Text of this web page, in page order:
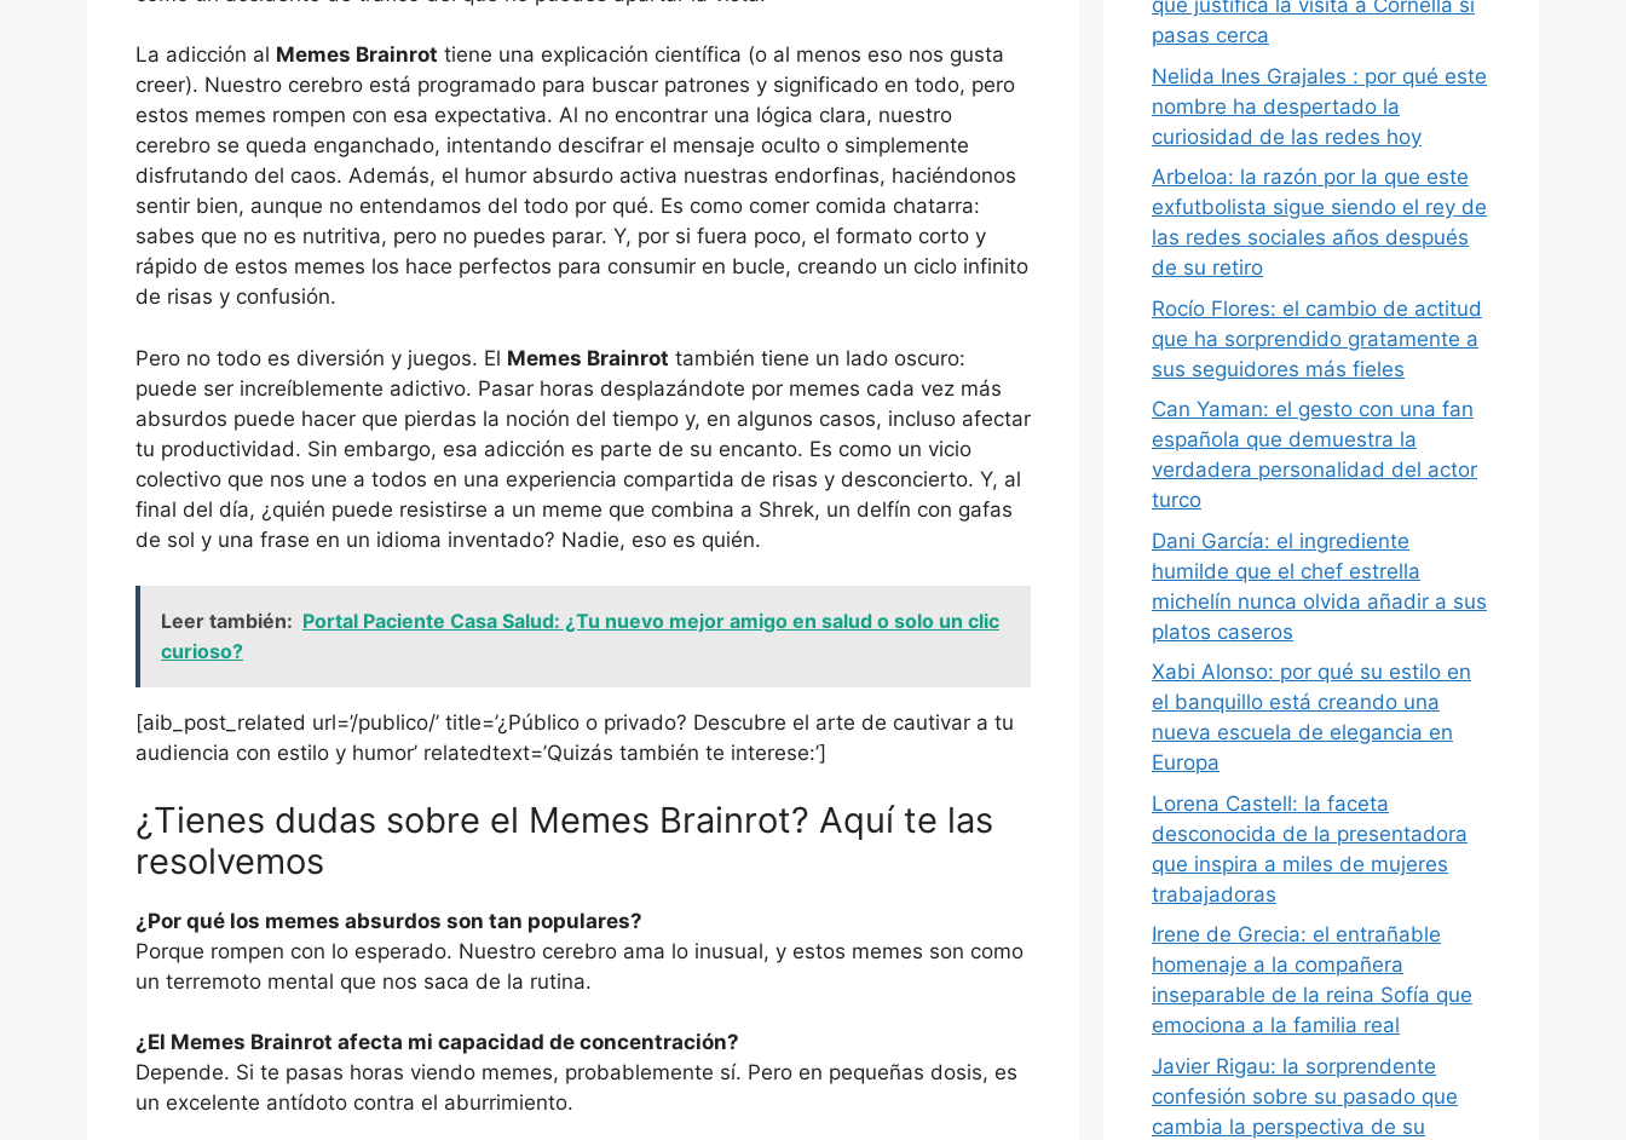
La adicción al Memes Brainrot tiene una explicación científica (o al menos eso nos gusta
creer). Nuestro cerebro está programado para buscar patrones y significado en todo, pero
estos memes rompen con esa expectativa. Al no encontrar una lógica clara, nuestro
cerebro se queda enganchado, intentando descifrar el mensaje oculto o simplemente
disfrutando del caos. Además, el humor absurdo activa nuestras endorfinas, haciéndonos
sentir bien, aunque no entendamos del todo por qué. Es como comer comida chatarra:
sabes que no es nutritiva, pero no puedes parar. Y, por si fuera poco, el formato corto y
rápido de estos memes los hace perfectos para consumir en bucle, creando un ciclo infinito
de risas y confusión.
Pero no todo es diversión y juegos. El Memes Brainrot también tiene un lado oscuro:
puede ser increíblemente adictivo. Pasar horas desplazándote por memes cada vez más
absurdos puede hacer que pierdas la noción del tiempo y, en algunos casos, incluso afectar
tu productividad. Sin embargo, esa adicción es parte de su encanto. Es como un vicio
colectivo que nos une a todos en una experiencia compartida de risas y desconcierto. Y, al
final del día, ¿quién puede resistirse a un meme que combina a Shrek, un delfín con gafas
de sol y una frase en un idioma inventado? Nadie, eso es quién.
Leer también: Portal Paciente Casa Salud: ¿Tu nuevo mejor amigo en salud o solo un clic
curioso?
[aib_post_related url=’/publico/’ title=’¿Público o privado? Descubre el arte de cautivar a tu
audiencia con estilo y humor’ relatedtext=’Quizás también te interese:’]
¿Tienes dudas sobre el Memes Brainrot? Aquí te las
resolvemos
¿Por qué los memes absurdos son tan populares?
Porque rompen con lo esperado. Nuestro cerebro ama lo inusual, y estos memes son como
un terremoto mental que nos saca de la rutina.
¿El Memes Brainrot afecta mi capacidad de concentración?
Depende. Si te pasas horas viendo memes, probablemente sí. Pero en pequeñas dosis, es
un excelente antídoto contra el aburrimiento.
que justifica la visita a Cornellà si
pasas cerca
Nelida Ines Grajales : por qué este
nombre ha despertado la
curiosidad de las redes hoy
Arbeloa: la razón por la que este
exfutbolista sigue siendo el rey de
las redes sociales años después
de su retiro
Rocío Flores: el cambio de actitud
que ha sorprendido gratamente a
sus seguidores más fieles
Can Yaman: el gesto con una fan
española que demuestra la
verdadera personalidad del actor
turco
Dani García: el ingrediente
humilde que el chef estrella
michelín nunca olvida añadir a sus
platos caseros
Xabi Alonso: por qué su estilo en
el banquillo está creando una
nueva escuela de elegancia en
Europa
Lorena Castell: la faceta
desconocida de la presentadora
que inspira a miles de mujeres
trabajadoras
Irene de Grecia: el entrañable
homenaje a la compañera
inseparable de la reina Sofía que
emociona a la familia real
Javier Rigau: la sorprendente
confesión sobre su pasado que
cambia la perspectiva de su